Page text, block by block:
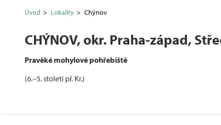
Úvod Lokality Chýnov
CHÝNOV, okr. Praha-západ,
Pravěké mohylové pohřebiště
(6.–5. století př. Kr.)